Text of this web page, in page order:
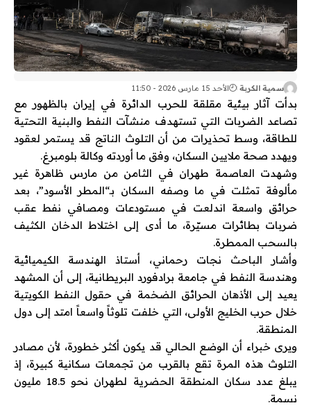
سمية الكربة الأحد 15 مارس 2026 - 11:50
بدأت آثار بيئية مقلقة للحرب الدائرة في إيران بالظهور مع
تصاعد الضربات التي تستهدف منشآت النفط والبنية التحتية
للطاقة، وسط تحذيرات من أن التلوث الناتج قد يستمر لعقود
ويهدد صحة ملايين السكان، وفق ما أوردته وكالة بلومبرغ.
وشهدت العاصمة طهران في الثامن من مارس ظاهرة غير
مألوفة تمثلت في ما وصفه السكان بـ“المطر الأسود”، بعد
حرائق واسعة اندلعت في مستودعات ومصافي نفط عقب
ضربات بطائرات مسيّرة، ما أدى إلى اختلاط الدخان الكثيف
بالسحب الممطرة.
وأشار الباحث نجات رحماني، أستاذ الهندسة الكيميائية
وهندسة النفط في جامعة برادفورد البريطانية، إلى أن المشهد
يعيد إلى الأذهان الحرائق الضخمة في حقول النفط الكويتية
خلال حرب الخليج الأولى، التي خلفت تلوثاً واسعاً امتد إلى دول
المنطقة.
ويرى خبراء أن الوضع الحالي قد يكون أكثر خطورة، لأن مصادر
التلوث هذه المرة تقع بالقرب من تجمعات سكانية كبيرة، إذ
يبلغ عدد سكان المنطقة الحضرية لطهران نحو 18.5 مليون
نسمة.